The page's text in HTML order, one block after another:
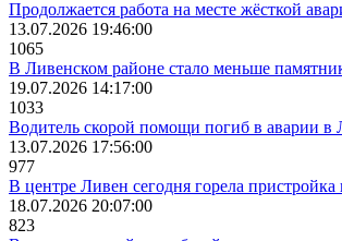
Продолжается работа на месте жёсткой
13.07.2026 19:46:00
1065
В Ливенском районе стало меньше
19.07.2026 14:17:00
1033
Водитель скорой помощи погиб в аварии в
13.07.2026 17:56:00
977
В центре Ливен сегодня горела пристройка
18.07.2026 20:07:00
823